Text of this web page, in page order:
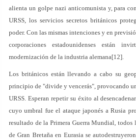
alienta un golpe nazi anticomunista y, para
URSS, los servicios secretos británicos
poder. Con las mismas intenciones y en
corporaciones estadounidenses están
modernización de la industria alemana[12].
Los británicos están llevando a cabo su
principio de "divide y vencerás", provocando
URSS. Esperan repetir su éxito al
cuyo umbral fue el ataque japonés a Rusia
resultado de la Primera Guerra Mundial, todos
de Gran Bretaña en Eurasia se